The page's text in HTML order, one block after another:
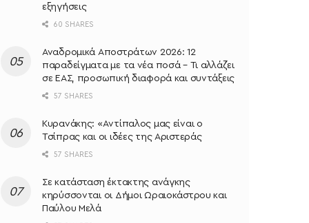
εξηγήσεις
60 SHARES
Αναδρομικά Αποστράτων 2026: 12
παραδείγματα με τα νέα ποσά – Τι αλλάζει
σε ΕΑΣ, προσωπική διαφορά και συντάξεις
57 SHARES
Κυρανάκης: «Aντίπαλος μας είναι ο
Τσίπρας και οι ιδέες της Αριστεράς
57 SHARES
Σε κατάσταση έκτακτης ανάγκης
κηρύσσονται οι Δήμοι Ωραιοκάστρου και
Παύλου Μελά